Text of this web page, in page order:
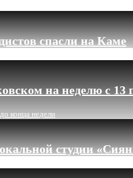
спасли на Каме
на неделю с 13
конца недели
студии